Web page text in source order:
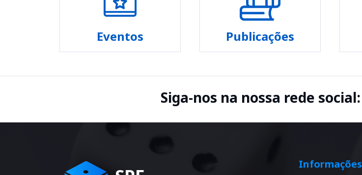
Eventos Publicações
Siga-nos na nossa rede social:
Informações